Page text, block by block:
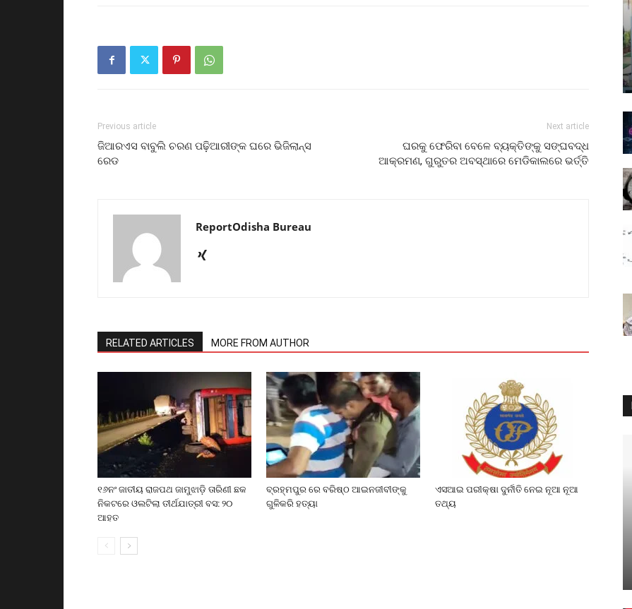
Previous article
ଜିଆରଏସ ବାବୁଲି ଚରଣ ପଢ଼ିଆରୀଙ୍କ ଘରେ ଭିଜିଲାନ୍ସ
ରେଡ
Next article
ଘରକୁ ଫେରିବା ବେଳେ ବ୍ୟକ୍ତିଙ୍କୁ ସଙ୍ଘବଦ୍ଧ
ଆକ୍ରମଣ, ଗୁରୁତର ଅବସ୍ଥାରେ ମେଡିକାଲରେ ଭର୍ତ୍ତି
ReportOdisha Bureau
RELATED ARTICLES MORE FROM AUTHOR
୧୬ନଂ ଜାତୀୟ ରାଜପଥ ଜାମୁଝାଡ଼ି ତାରିଣୀ ଛକ
ନିକଟରେ ଓଲଟିଲା ତୀର୍ଥଯାତ୍ରୀ ବସ: ୨୦
ଆହତ
ବ୍ରହ୍ମପୁର ରେ ବରିଷ୍ଠ ଆଇନଜୀବୀଙ୍କୁ
ଗୁଳିକରି ହତ୍ୟା
ଏସଆଇ ପରୀକ୍ଷା ଦୁର୍ନୀତି ନେଇ ନୂଆ ନୂଆ
ତଥ୍ୟ